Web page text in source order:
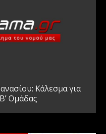
Κάλεσμα για
Ομάδας